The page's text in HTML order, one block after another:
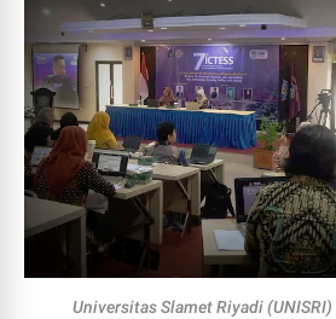
Universitas Slamet Riyadi